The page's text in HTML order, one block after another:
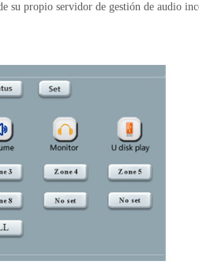
su propio servidor de gestión de audio